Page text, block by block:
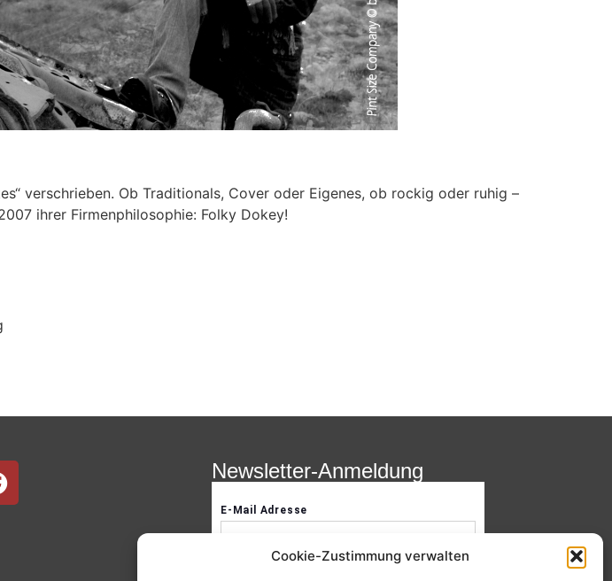
Cookie-Zustimmung verwalten
verschrieben. Ob Traditionals, Cover oder Eigenes, ob rockig oder ruhig –
ihrer Firmenphilosophie: Folky Dokey!
Newsletter-Anmeldung